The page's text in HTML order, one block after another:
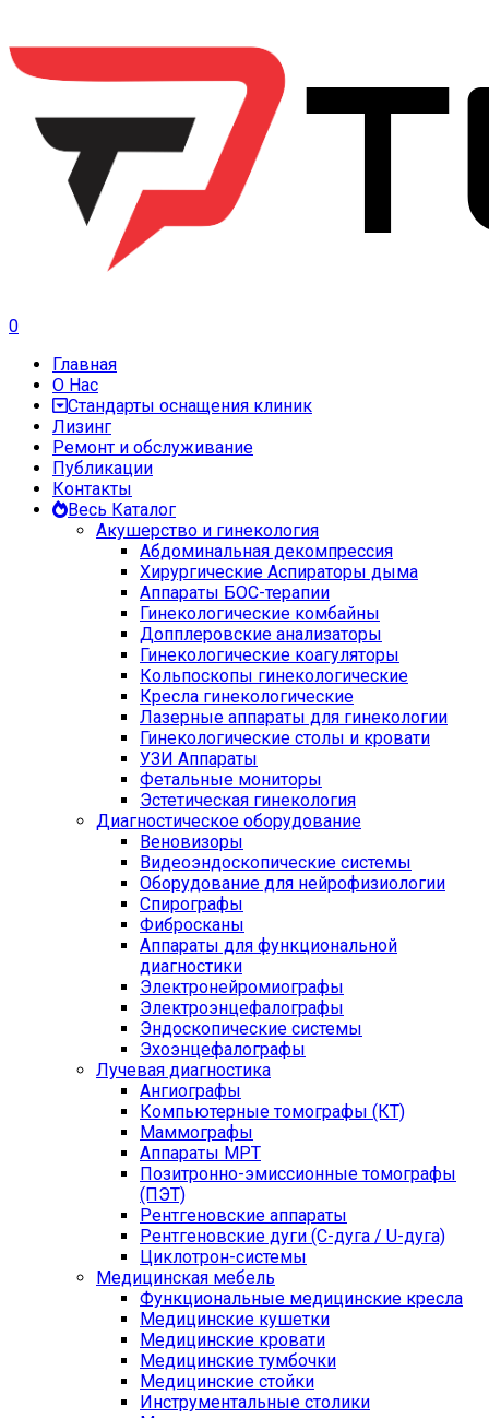
0
Главная
О Нас
Стандарты оснащения клиник
Лизинг
Ремонт и обслуживание
Публикации
Контакты
Весь Каталог
Акушерство и гинекология
Абдоминальная декомпрессия
Хирургические Аспираторы дыма
Аппараты БОС-терапии
Гинекологические комбайны
Допплеровские анализаторы
Гинекологические коагуляторы
Кольпоскопы гинекологические
Кресла гинекологические
Лазерные аппараты для гинекологии
Гинекологические столы и кровати
УЗИ Аппараты
Фетальные мониторы
Эстетическая гинекология
Диагностическое оборудование
Веновизоры
Видеоэндоскопические системы
Оборудование для нейрофизиологии
Спирографы
Фибросканы
Аппараты для функциональной
диагностики
Электронейромиографы
Электроэнцефалографы
Эндоскопические системы
Эхоэнцефалографы
Лучевая диагностика
Ангиографы
Компьютерные томографы (КТ)
Маммографы
Аппараты МРТ
Позитронно-эмиссионные томографы
(ПЭТ)
Рентгеновские аппараты
Рентгеновские дуги (С-дуга / U-дуга)
Циклотрон-системы
Медицинская мебель
Функциональные медицинские кресла
Медицинские кушетки
Медицинские кровати
Медицинские тумбочки
Медицинские стойки
Инструментальные столики